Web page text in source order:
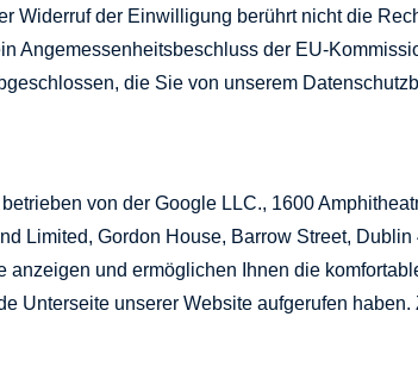
Widerruf der Einwilligung berührt nicht die
Angemessenheitsbeschluss der
die Sie von unserem
von der Google LLC., 1600
Limited, Gordon House, Barrow Street, Dublin
und ermöglichen Ihnen die
Unterseite unserer Website aufgerufen haben.